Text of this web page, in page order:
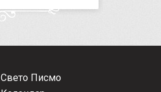
Свето Писмо